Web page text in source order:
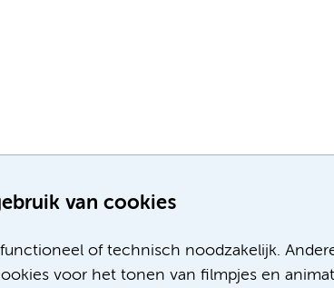
van cookies
of technisch noodzakelijk.
voor het tonen van filmpjes en